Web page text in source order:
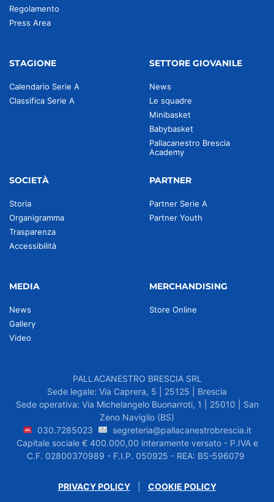
Regolamento
Press Area
STAGIONE
Calendario Serie A
Classifica Serie A
SETTORE GIOVANILE
News
Le squadre
Minibasket
Babybasket
Pallacanestro Brescia
Academy
SOCIETÀ
Storia
Organigramma
Trasparenza
Accessibilità
PARTNER
Partner Serie A
Partner Youth
MEDIA
News
Gallery
Video
MERCHANDISING
Store Online
PALLACANESTRO BRESCIA SRL
Sede legale: Via Caprera, 5 | 25125 | Brescia
Sede operativa: Via Michelangelo Buonarroti, 1 | 25010 | San
Zeno Naviglio (BS)
030.7285023
segreteria@pallacanestrobrescia.it
Capitale sociale € 400.000,00 interamente versato - P.IVA e
C.F. 02800370989 - F.I.P. 050925 - REA: BS-596079
PRIVACY POLICY| COOKIE POLICY